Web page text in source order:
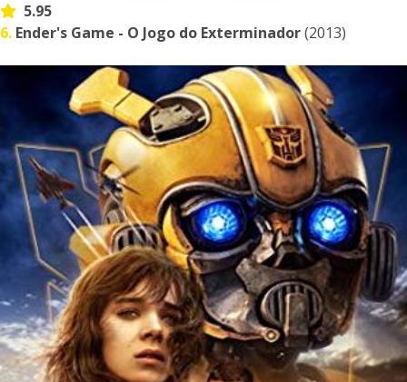
5.95
6. Ender's Game - O Jogo do Exterminador(2013)